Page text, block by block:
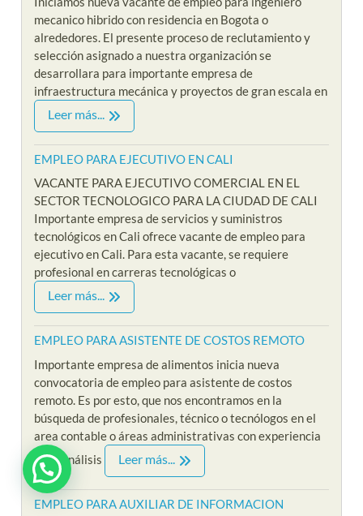
mecanico hibrido con residencia en Bogota o
alrededores. El presente proceso de reclutamiento y
selección asignado a nuestra organización se
desarrollara para importante empresa de
infraestructura mecánica y proyectos de gran escala en
Leer más...
EMPLEO PARA EJECUTIVO EN CALI
VACANTE PARA EJECUTIVO COMERCIAL EN EL
SECTOR TECNOLOGICO PARA LA CIUDAD DE CALI
Importante empresa de servicios y suministros
tecnológicos en Cali ofrece vacante de empleo para
ejecutivo en Cali. Para esta vacante, se requiere
profesional en carreras tecnológicas o
Leer más...
EMPLEO PARA ASISTENTE DE COSTOS REMOTO
Importante empresa de alimentos inicia nueva
convocatoria de empleo para asistente de costos
remoto. Es por esto, que nos encontramos en la
búsqueda de profesionales, técnico o tecnólogos en el
area contable o áreas administrativas con experiencia
en el análisis
Leer más...
EMPLEO PARA AUXILIAR DE INFORMACION